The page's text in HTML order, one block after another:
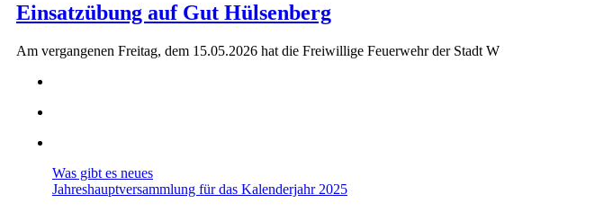
Einsatzübung auf Gut Hülsenberg
Am vergangenen Freitag, dem 15.05.2026 hat die Freiwillige Feuerwehr der Stadt W
Was gibt es neues
Jahreshauptversammlung für das Kalenderjahr 2025